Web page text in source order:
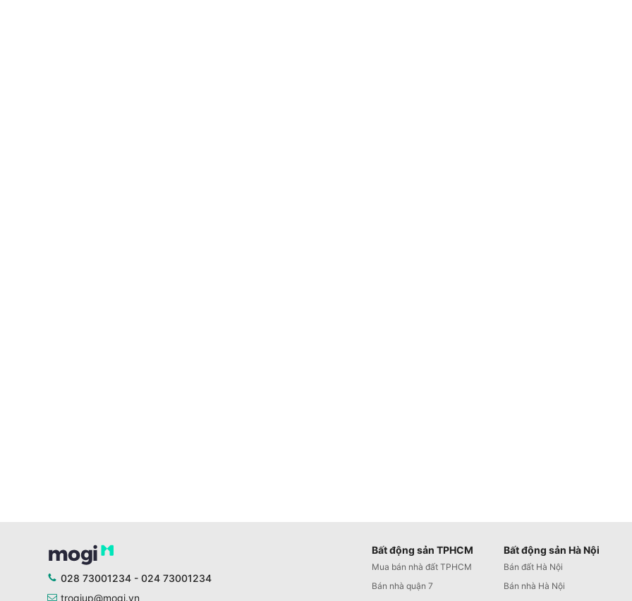
Bất động sản TPHCM
Mua bán nhà đất TPHCM
Bán nhà quận 7
Bất động sản Hà Nội
Bán đất Hà Nội
Bán nhà Hà Nội
028 73001234 - 024 73001234
trogiup@mogi.vn